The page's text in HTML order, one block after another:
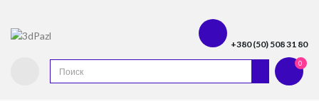
+380 (50) 508 31 80
0